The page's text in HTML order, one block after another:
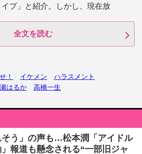
プ」と紹介。しかし、現在放
全文を読む
！ イケメン
ハラスメント
はるか 高橋一生
そう」の声も…松本潤「アイドル
報道も懸念される“一部旧ジャ